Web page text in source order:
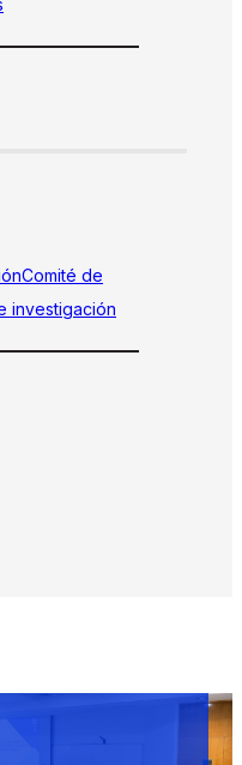
Comité de
investigación